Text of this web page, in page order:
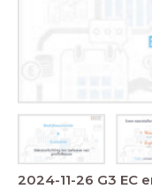
2024-11-26 G3 EC